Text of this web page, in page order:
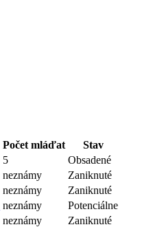
Počet mláďat
Stav
5
Obsadené
neznámy
Zaniknuté
neznámy
Zaniknuté
neznámy
Potenciálne
neznámy
Zaniknuté